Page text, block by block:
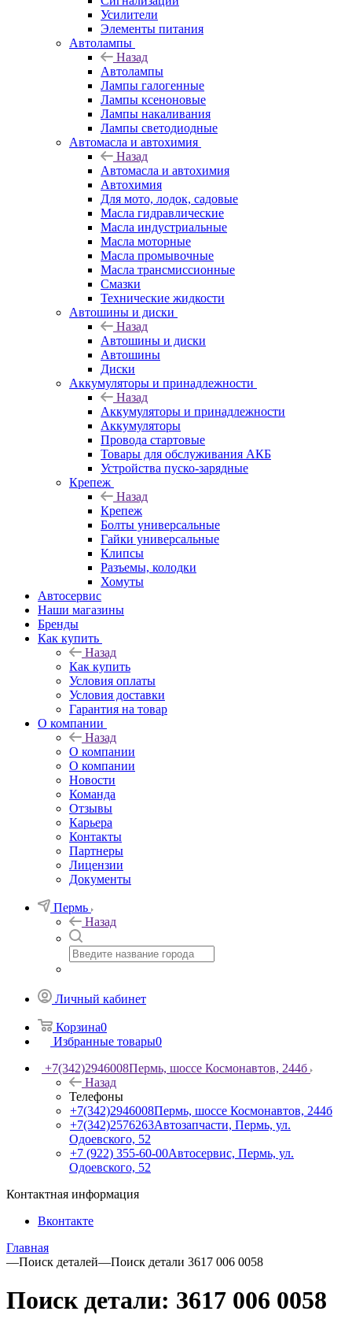
Усилители
Элементы питания
Автолампы
Назад
Автолампы
Лампы галогенные
Лампы ксеноновые
Лампы накаливания
Лампы светодиодные
Автомасла и автохимия
Назад
Автомасла и автохимия
Автохимия
Для мото, лодок, садовые
Масла гидравлические
Масла индустриальные
Масла моторные
Масла промывочные
Масла трансмиссионные
Смазки
Технические жидкости
Автошины и диски
Назад
Автошины и диски
Автошины
Диски
Аккумуляторы и принадлежности
Назад
Аккумуляторы и принадлежности
Аккумуляторы
Провода стартовые
Товары для обслуживания АКБ
Устройства пуско-зарядные
Крепеж
Назад
Крепеж
Болты универсальные
Гайки универсальные
Клипсы
Разъемы, колодки
Хомуты
Автосервис
Наши магазины
Бренды
Как купить
Назад
Как купить
Условия оплаты
Условия доставки
Гарантия на товар
О компании
Назад
О компании
О компании
Новости
Команда
Отзывы
Карьера
Контакты
Партнеры
Лицензии
Документы
Пермь
Назад
Личный кабинет
Корзина0
Избранные товары0
+7(342)2946008Пермь, шоссе Космонавтов, 244б
Назад
Телефоны
+7(342)2946008Пермь, шоссе Космонавтов, 244б
+7(342)2576263Автозапчасти, Пермь, ул.
Одоевского, 52
+7 (922) 355-60-00Автосервис, Пермь, ул.
Одоевского, 52
Контактная информация
Вконтакте
Главная
—Поиск деталей—Поиск детали 3617 006 0058
Поиск детали: 3617 006 0058